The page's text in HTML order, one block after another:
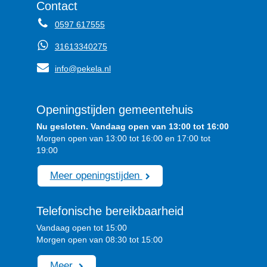
Contact
0597 617555
31613340275
info@pekela.nl
Openingstijden gemeentehuis
Nu gesloten. Vandaag open van 13:00 tot 16:00
Morgen open van 13:00 tot 16:00 en 17:00 tot
19:00
Meer openingstijden
Telefonische bereikbaarheid
Vandaag open tot 15:00
Morgen open van 08:30 tot 15:00